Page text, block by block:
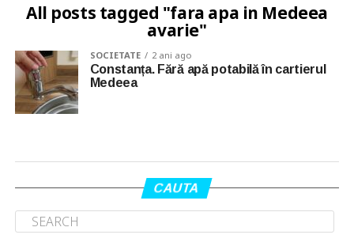
All posts tagged "fara apa in Medeea
avarie"
SOCIETATE 2 ani ago
Constanța. Fără apă potabilă în cartierul
Medeea
CAUTA